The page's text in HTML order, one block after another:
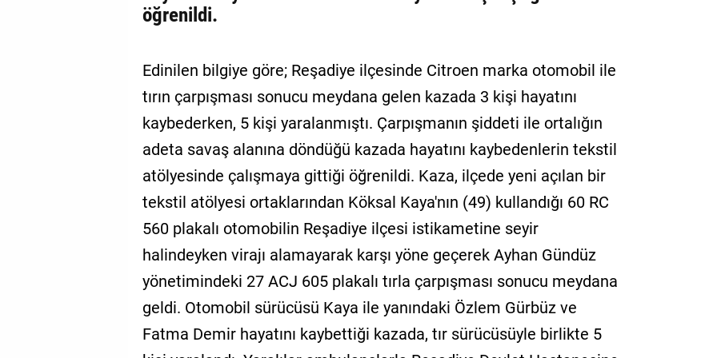
öğrenildi.
Edinilen bilgiye göre; Reşadiye ilçesinde Citroen marka otomobil ile
tırın çarpışması sonucu meydana gelen kazada 3 kişi hayatını
kaybederken, 5 kişi yaralanmıştı. Çarpışmanın şiddeti ile ortalığın
adeta savaş alanına döndüğü kazada hayatını kaybedenlerin tekstil
atölyesinde çalışmaya gittiği öğrenildi. Kaza, ilçede yeni açılan bir
tekstil atölyesi ortaklarından Köksal Kaya'nın (49) kullandığı 60 RC
560 plakalı otomobilin Reşadiye ilçesi istikametine seyir
halindeyken virajı alamayarak karşı yöne geçerek Ayhan Gündüz
yönetimindeki 27 ACJ 605 plakalı tırla çarpışması sonucu meydana
geldi. Otomobil sürücüsü Kaya ile yanındaki Özlem Gürbüz ve
Fatma Demir hayatını kaybettiği kazada, tır sürücüsüyle birlikte 5